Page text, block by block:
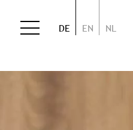
DE EN NL